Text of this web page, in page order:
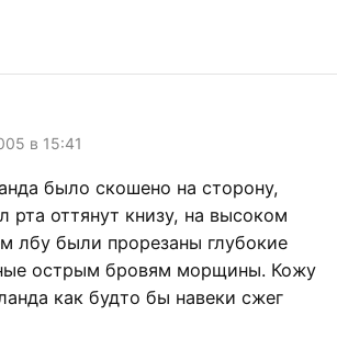
в 15:41
было скошено на сторону,
рта оттянут книзу, на высоком
лбу были прорезаны глубокие
острым бровям морщины. Кожу
как будто бы навеки сжег